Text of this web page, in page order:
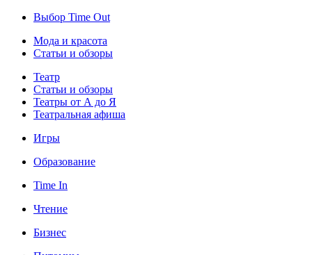
Выбор Time Out
Мода и красота
Статьи и обзоры
Театр
Статьи и обзоры
Театры от А до Я
Театральная афиша
Игры
Образование
Time In
Чтение
Бизнес